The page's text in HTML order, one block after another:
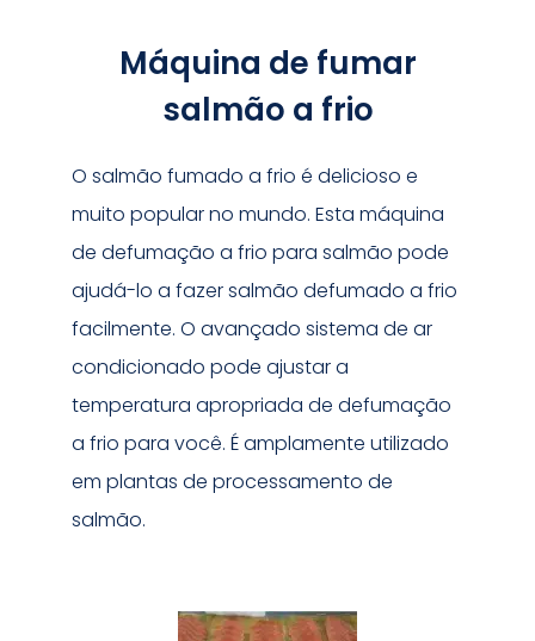
Máquina de fumar
salmão a frio
O salmão fumado a frio é delicioso e
muito popular no mundo. Esta máquina
de defumação a frio para salmão pode
ajudá-lo a fazer salmão defumado a frio
facilmente. O avançado sistema de ar
condicionado pode ajustar a
temperatura apropriada de defumação
a frio para você. É amplamente utilizado
em plantas de processamento de
salmão.